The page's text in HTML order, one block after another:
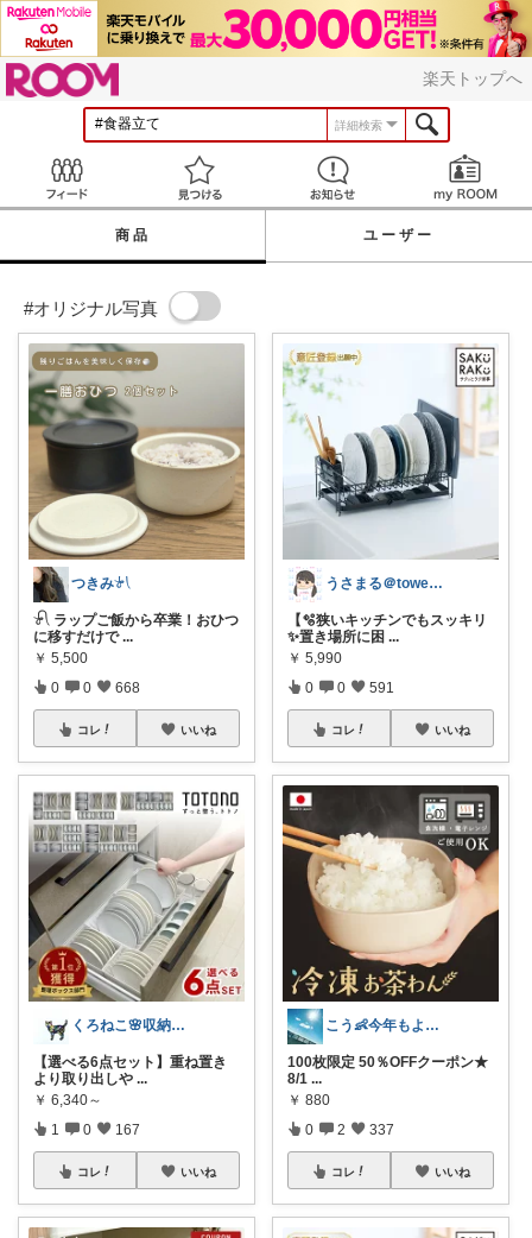
楽天トップへ
詳細検索
見つける お知らせ
商品 ユーザー
#オリジナル写真
つきみ𓍯
𓍯 ラップご飯から卒業！おひつ
に移すだけで ...
￥ 5,500
0 0 668
コレ いいね
くろねこ🌸収納＆キッチン整理
【選べる6点セット】重ね置き
より取り出しや ...
￥ 6,340～
1 0 167
コレ いいね
うさまる＠tower愛好家
【🫧狭いキッチンでもスッキリ
✨置き場所に困 ...
￥ 5,990
0 0 591
コレ いいね
こう👶今年もよろしくお願いします🥹
100枚限定 50％OFFクーポン★
8/1 ...
￥ 880
0 2 337
コレ いいね